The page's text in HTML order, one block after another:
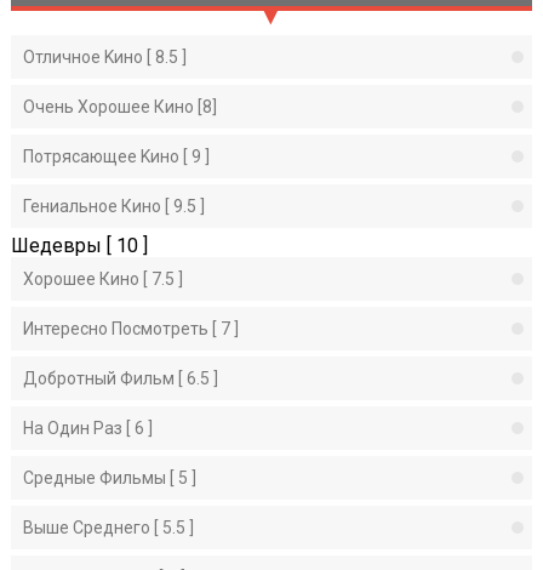
Отличное Kино [ 8.5 ]
Очень Хорошее Кино [8]
Потрясающее Kино [ 9 ]
Гениальное Кино [ 9.5 ]
Шедевры [ 10 ]
Хорошее Кино [ 7.5 ]
Интересно Посмотреть [ 7 ]
Добротный Фильм [ 6.5 ]
На Один Раз [ 6 ]
Средные Фильмы [ 5 ]
Выше Среднего [ 5.5 ]